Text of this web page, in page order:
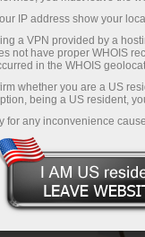
คอมมิชชั่นที่
เงื่อนไขที่เ
หุ้นและดัชนี
InstaForex
สูงสุด 30%
ประโยชน์จ
พิเศษอื่น ๆ
ความเร็ว
ในการเทรดแ
แจ็กพอตของ
ฝากเงินจำนวน
$1,500
เทรดแบบไร้ค
กำไรของคุณ
IP address show your
a VPN provided by a
not have proper WHOIS
in the WHOIS
whether you are a US
being a US resident,
for any inconvenience